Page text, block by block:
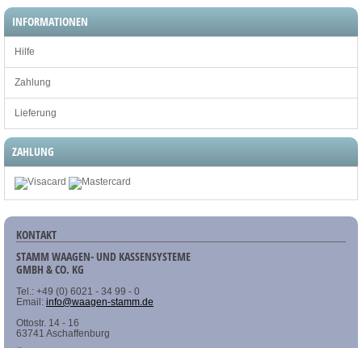
INFORMATIONEN
Hilfe
Zahlung
Lieferung
ZAHLUNG
KONTAKT
STAMM WAAGEN- UND KASSENSYSTEME
GMBH & CO. KG
Tel.: +49 (0) 6021 - 34 99 - 0
Email: info@waagen-stamm.de
Ottostr. 14 - 16
63741 Aschaffenburg